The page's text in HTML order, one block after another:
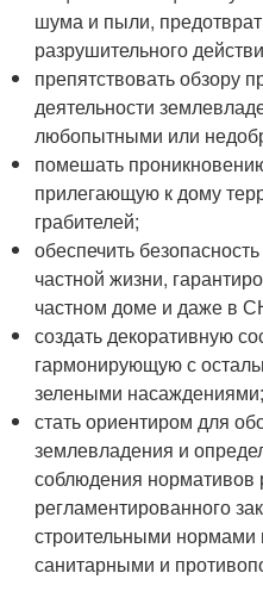
шума и пыли,
разрушительного
препятствовать обзору
деятельности
любопытными или
помешать
прилегающую к дому
грабителей;
обеспечить
частной жизни,
частном доме и даже в
создать декоративную
гармонирующую с
зелеными насаждениями;
стать ориентиром для
землевладения и
соблюдения нормативов
регламентированного
строительными
санитарными и